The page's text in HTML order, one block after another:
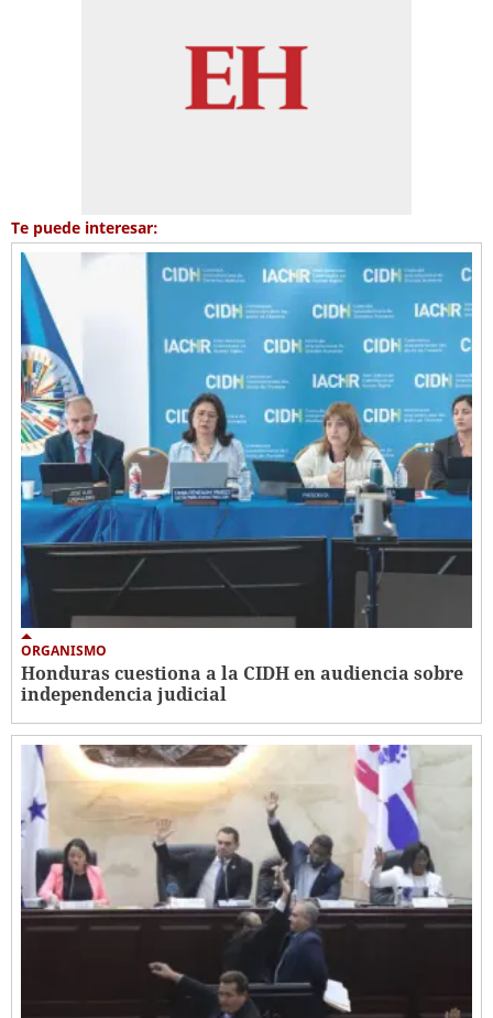
Te puede interesar:
ORGANISMO
Honduras cuestiona a la CIDH en audiencia sobre
independencia judicial